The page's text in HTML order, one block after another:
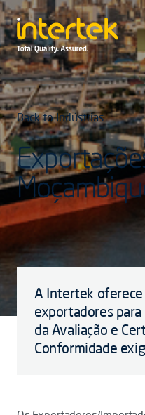
Back to Indústrias
A Intertek
exportadores
da Avaliação e
Conformidade